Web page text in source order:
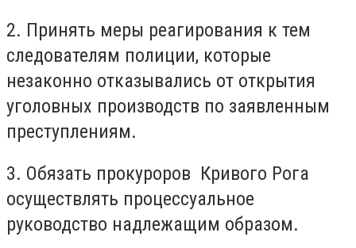
2. Принять меры реагирования к тем
следователям полиции, которые
незаконно отказывались от открытия
уголовных производств по заявленным
преступлениям.
3. Обязать прокуроров Кривого Рога
осуществлять процессуальное
руководство надлежащим образом.